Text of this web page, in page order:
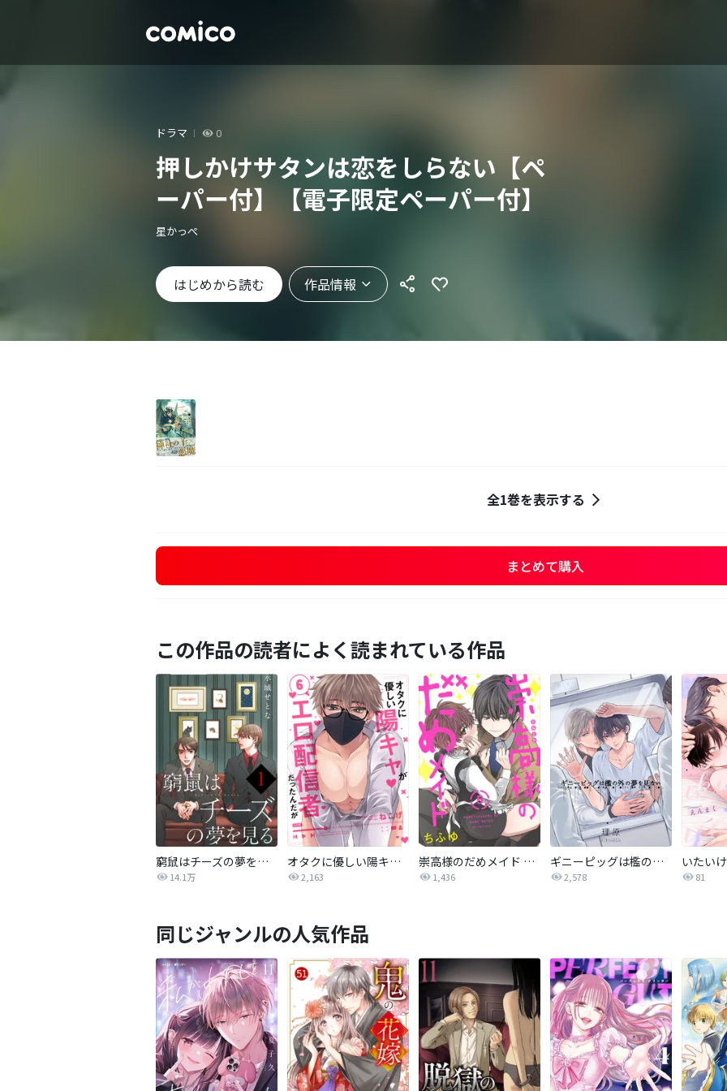
ドラマ 0
押しかけサタンは恋をしらない【ペ
ーパー付】【電子限定ペーパー付】
星かっぺ
はじめから読む 作品情報
全1巻を表示する
まとめて購入
この作品の読者によく読まれている作品
窮鼠はチーズの夢を見る【単話】
14.1万
オタクに優しい陽キャがエロ配信者だったんだが【単話売】
2,163
崇高様のだめメイド 【単話売】
1,436
ギニーピッグは檻の外の夢を見ない【単話売】
2,578 81
同じジャンルの人気作品